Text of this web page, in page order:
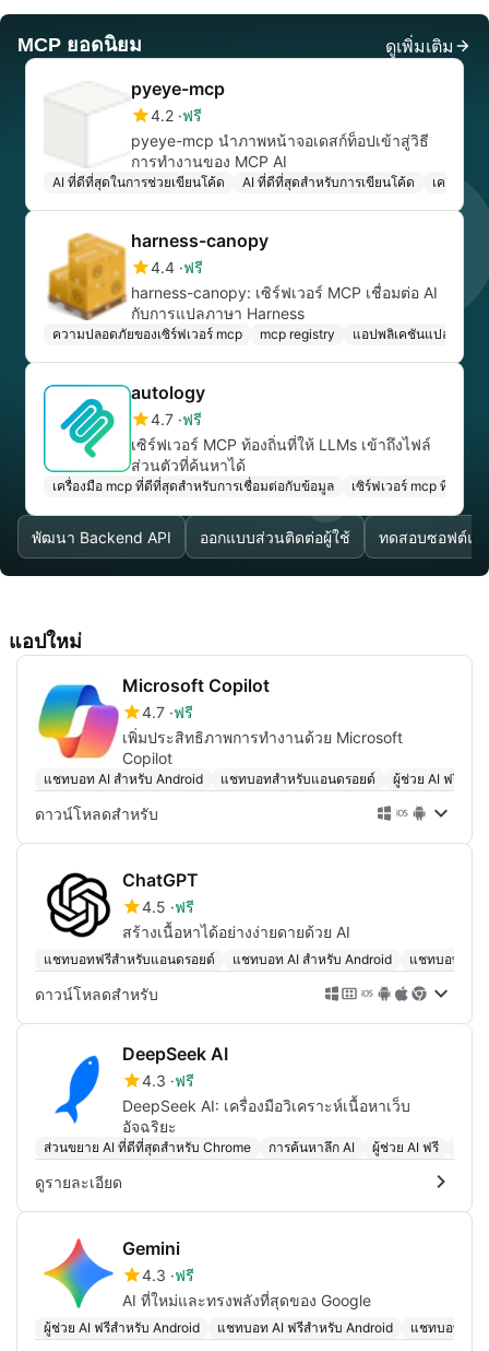
MCP ยอดนิยม
ดูเพิ่มเติม
pyeye-mcp
4.2 ฟรี
pyeye-mcp นำภาพหน้าจอเดสก์ท็อปเข้าสู่วิธี
การทำงานของ MCP AI
AI ที่ดีที่สุดในการช่วยเขียนโค้ด AI ที่ดีที่สุดสำหรับการเขียนโค้ด เครื่องมื
harness-canopy
4.4 ฟรี
harness-canopy: เซิร์ฟเวอร์ MCP เชื่อมต่อ AI
กับการแปลภาษา Harness
ความปลอดภัยของเซิร์ฟเวอร์ mcp mcp registry แอปพลิเคชันแปลภาษา
autology
4.7 ฟรี
เซิร์ฟเวอร์ MCP ท้องถิ่นที่ให้ LLMs เข้าถึงไฟล์
ส่วนตัวที่ค้นหาได้
เครื่องมือ mcp ที่ดีที่สุดสำหรับการเชื่อมต่อกับข้อมูล เซิร์ฟเวอร์ mcp ที่ดีที่สุด
พัฒนา Backend API ออกแบบส่วนติดต่อผู้ใช้ ทดสอบซอฟต์แว
แอปใหม่
Microsoft Copilot
4.7 ฟรี
เพิ่มประสิทธิภาพการทำงานด้วย Microsoft
Copilot
แชทบอท AI สำหรับ Android แชทบอทสำหรับแอนดรอยด์ ผู้ช่วย AI ฟรีสำห
ดาวน์โหลดสำหรับ
ChatGPT
4.5 ฟรี
สร้างเนื้อหาได้อย่างง่ายดายด้วย AI
แชทบอทฟรีสำหรับแอนดรอยด์ แชทบอท AI สำหรับ Android แชทบอทสำห
ดาวน์โหลดสำหรับ
DeepSeek AI
4.3 ฟรี
DeepSeek AI: เครื่องมือวิเคราะห์เนื้อหาเว็บ
อัจฉริยะ
ส่วนขยาย AI ที่ดีที่สุดสำหรับ Chrome การค้นหาลึก AI ผู้ช่วย AI ฟรี
ดูรายละเอียด
Gemini
4.3 ฟรี
AI ที่ใหม่และทรงพลังที่สุดของ Google
ผู้ช่วย AI ฟรีสำหรับ Android แชทบอท AI ฟรีสำหรับ Android แชทบอท AI